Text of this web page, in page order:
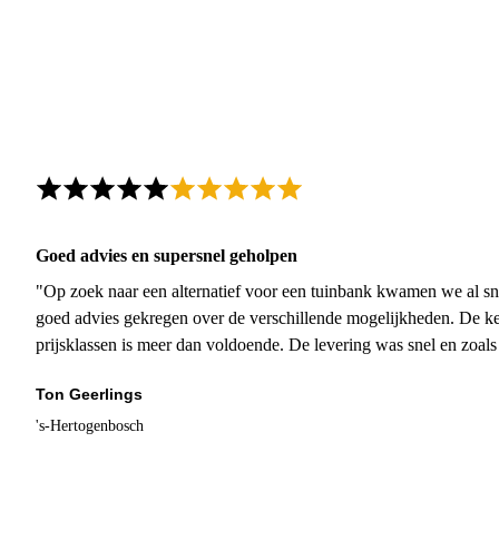
Goed advies en supersnel geholpen
"Op zoek naar een alternatief voor een tuinbank kwamen we al
goed advies gekregen over de verschillende mogelijkheden. De
prijsklassen is meer dan voldoende. De levering was snel en
Ton Geerlings
's-Hertogenbosch